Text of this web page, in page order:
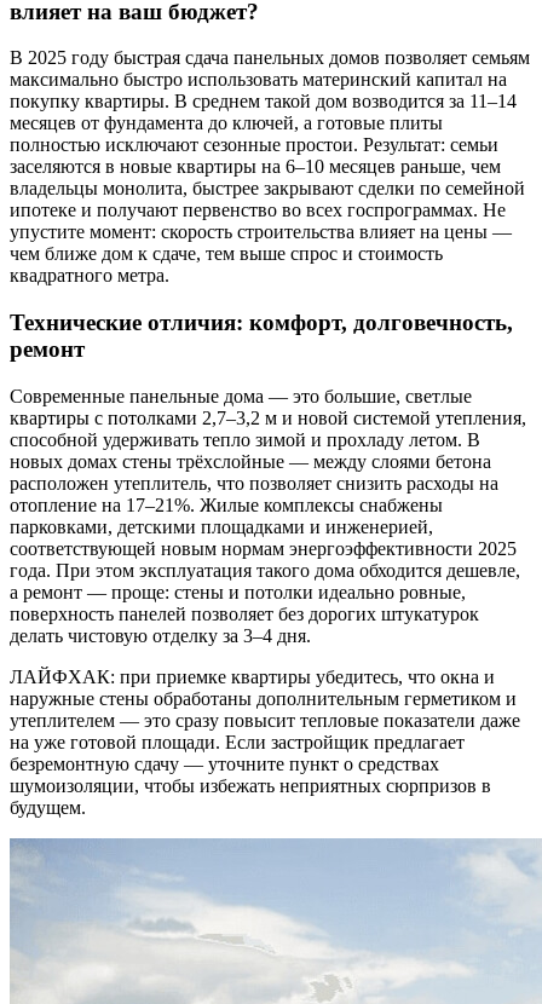
влияет на ваш бюджет?
В 2025 году быстрая сдача панельных домов позволяет семьям
максимально быстро использовать материнский капитал на
покупку квартиры. В среднем такой дом возводится за 11–14
месяцев от фундамента до ключей, а готовые плиты
полностью исключают сезонные простои. Результат: семьи
заселяются в новые квартиры на 6–10 месяцев раньше, чем
владельцы монолита, быстрее закрывают сделки по семейной
ипотеке и получают первенство во всех госпрограммах. Не
упустите момент: скорость строительства влияет на цены —
чем ближе дом к сдаче, тем выше спрос и стоимость
квадратного метра.
Технические отличия: комфорт, долговечность,
ремонт
Современные панельные дома — это большие, светлые
квартиры с потолками 2,7–3,2 м и новой системой утепления,
способной удерживать тепло зимой и прохладу летом. В
новых домах стены трёхслойные — между слоями бетона
расположен утеплитель, что позволяет снизить расходы на
отопление на 17–21%. Жилые комплексы снабжены
парковками, детскими площадками и инженерией,
соответствующей новым нормам энергоэффективности 2025
года. При этом эксплуатация такого дома обходится дешевле,
а ремонт — проще: стены и потолки идеально ровные,
поверхность панелей позволяет без дорогих штукатурок
делать чистовую отделку за 3–4 дня.
ЛАЙФХАК: при приемке квартиры убедитесь, что окна и
наружные стены обработаны дополнительным герметиком и
утеплителем — это сразу повысит тепловые показатели даже
на уже готовой площади. Если застройщик предлагает
безремонтную сдачу — уточните пункт о средствах
шумоизоляции, чтобы избежать неприятных сюрпризов в
будущем.